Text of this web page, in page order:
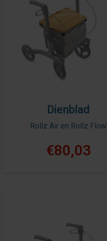
Dienblad
Rollz Air en Rollz Flow
€80,03